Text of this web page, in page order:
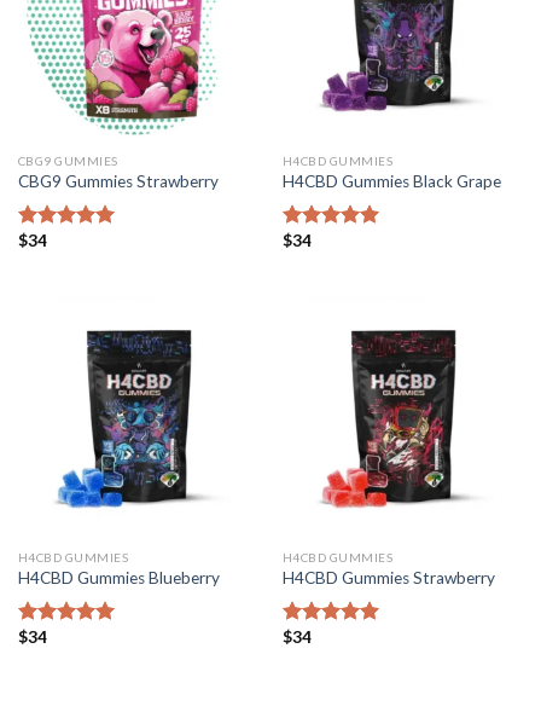
CBG9 GUMMIES
CBG9 Gummies Strawberry
Bewertet mit
$34
H4CBD GUMMIES
H4CBD Gummies Black Grape
Bewertet mit
$34
H4CBD GUMMIES
H4CBD Gummies Blueberry
Bewertet mit
$34
H4CBD GUMMIES
H4CBD Gummies Strawberry
Bewertet mit
$34